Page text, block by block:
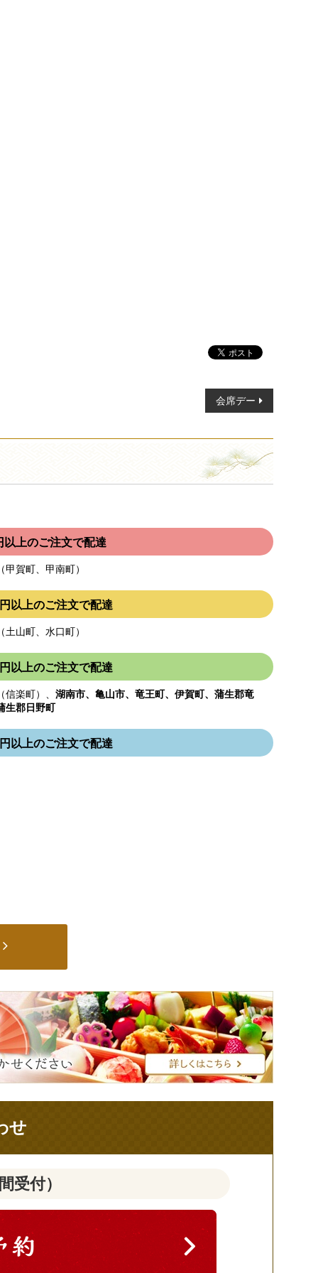
会席デー
以上のご注文で配達
（甲賀町、甲南町）
以上のご注文で配達
（土山町、水口町）
以上のご注文で配達
（信楽町）、 湖南市、亀山市、竜王町、伊賀町、蒲生郡竜
生郡日野町
以上のご注文で配達
せ
受付）